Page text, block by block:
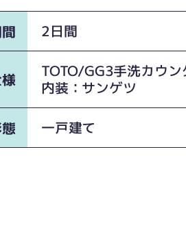
2日間
TOTO/GG3手洗カウン
内装：サンゲツ
一戸建て